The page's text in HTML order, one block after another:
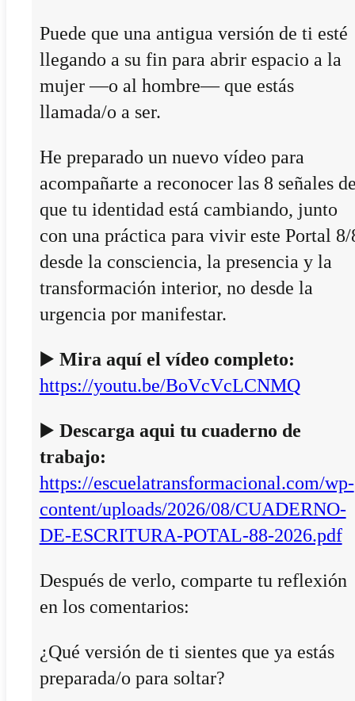
Puede que una antigua versión de ti esté
llegando a su fin para abrir espacio a la
mujer —o al hombre— que estás
llamada/o a ser.
He preparado un nuevo vídeo para
acompañarte a reconocer las 8 señales
que tu identidad está cambiando, junto
con una práctica para vivir este Portal 8/
desde la consciencia, la presencia y la
transformación interior, no desde la
urgencia por manifestar.
▶️ Mira aquí el vídeo completo:
https://youtu.be/BoVcVcLCNMQ
▶️ Descarga aqui tu cuaderno de
trabajo:
https://escuelatransformacional.com/wp-
content/uploads/2026/08/CUADERNO-
DE-ESCRITURA-POTAL-88-2026.pdf
Después de verlo, comparte tu reflexión
en los comentarios:
¿Qué versión de ti sientes que ya estás
preparada/o para soltar?